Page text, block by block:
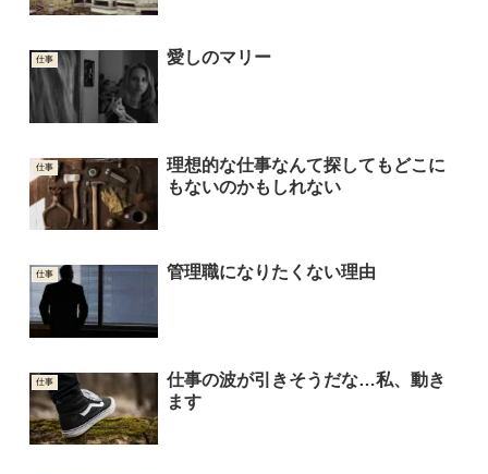
仕事 愛しのマリー
仕事
理想的な仕事なんて探してもどこに
もないのかもしれない
仕事 管理職になりたくない理由
仕事
仕事の波が引きそうだな…私、動き
ます